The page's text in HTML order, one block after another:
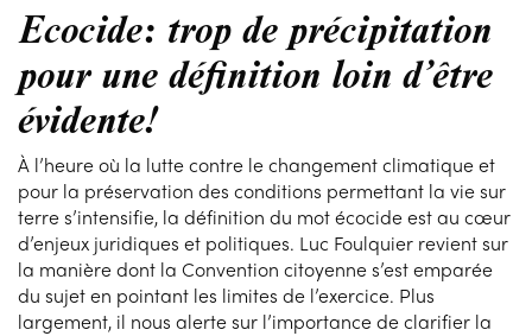
Ecocide: trop de précipitation
pour une définition loin d’être
évidente!
À l’heure où la lutte contre le changement climatique et
pour la préservation des conditions permettant la vie sur
terre s’intensifie, la définition du mot écocide est au cœur
d’enjeux juridiques et politiques. Luc Foulquier revient sur
la manière dont la Convention citoyenne s’est emparée
du sujet en pointant les limites de l’exercice. Plus
largement, il nous alerte sur l’importance de clarifier la